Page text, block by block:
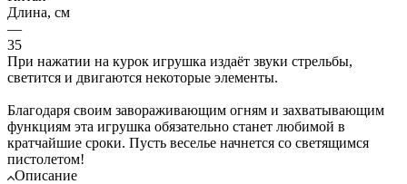
Длина, см
—
35
При нажатии на курок игрушка издаёт звуки стрельбы,
светится и двигаются некоторые элементы.
Благодаря своим завораживающим огням и захватывающим
функциям эта игрушка обязательно станет любимой в
кратчайшие сроки. Пусть веселье начнется со светящимся
пистолетом!
Описание